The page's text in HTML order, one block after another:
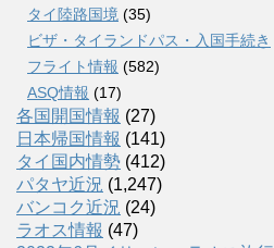
タイ陸路国境 (35)
ビザ・タイランドパス・入国手続き
フライト情報 (582)
ASQ情報 (17)
各国開国情報 (27)
日本帰国情報 (141)
タイ国内情勢 (412)
パタヤ近況 (1,247)
バンコク近況 (24)
ラオス情報 (47)